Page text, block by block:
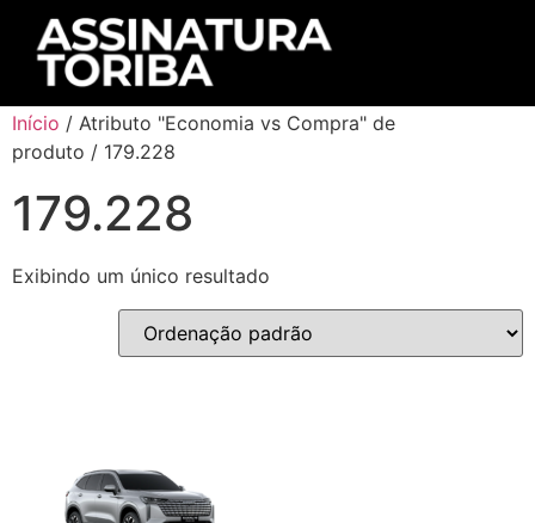
Início / Atributo "Economia vs Compra" de
produto / 179.228
179.228
Exibindo um único resultado